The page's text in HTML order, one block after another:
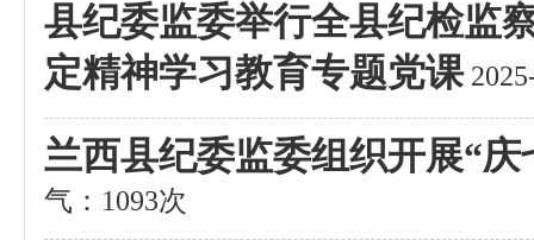
县纪委监委举行全县纪检监
定精神学习教育专题党课
兰西县纪委监委组织开展“庆
气：1093次